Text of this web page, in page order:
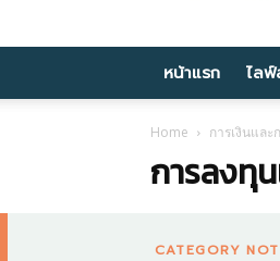
หน้าแรก ไล
Home การเงินและ
การลงทุ
CATEGORY